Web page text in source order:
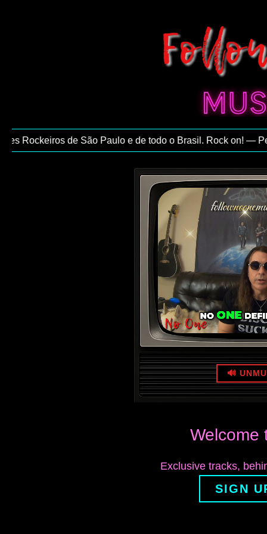
de São Paulo e de todo o Brasil. Rock on! —
🔊
Welcome
Exclusive tracks,
SIGN